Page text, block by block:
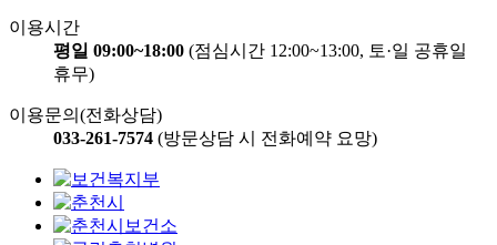
이용시간
평일 09:00~18:00 (점심시간 12:00~13:00, 토·일 공휴일
휴무)
이용문의(전화상담)
033-261-7574 (방문상담 시 전화예약 요망)